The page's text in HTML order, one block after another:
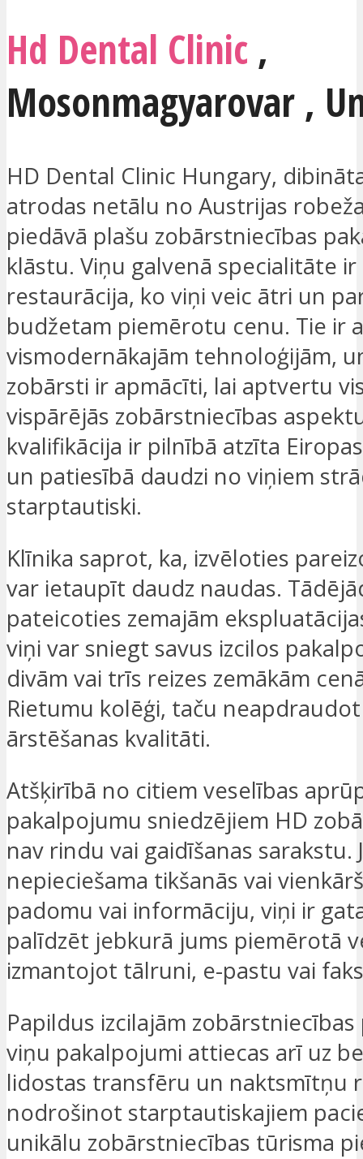
Hd Dental Clinic ,
Mosonmagyarovar ,
HD Dental Clinic Hungary,
atrodas netālu no Austrijas
piedāvā plašu zobārstniecības
klāstu. Viņu galvenā specialitāte
restaurācija, ko viņi veic ātri un
budžetam piemērotu cenu. Tie ir
vismodernākajām tehnoloģijām,
zobārsti ir apmācīti, lai aptvertu
vispārējās zobārstniecības
kvalifikācija ir pilnībā atzīta
un patiesībā daudzi no viņiem
starptautiski.
Klīnika saprot, ka, izvēloties
var ietaupīt daudz naudas.
pateicoties zemajām
viņi var sniegt savus izcilos
divām vai trīs reizes zemākām
Rietumu kolēģi, taču
ārstēšanas kvalitāti.
Atšķirībā no citiem veselības
pakalpojumu sniedzējiem HD
nav rindu vai gaidīšanas sarakstu.
nepieciešama tikšanās vai
padomu vai informāciju, viņi ir
palīdzēt jebkurā jums piemērotā
izmantojot tālruni, e-pastu vai
Papildus izcilajām
viņu pakalpojumi attiecas arī uz
lidostas transfēru un naktsmītņu
nodrošinot starptautiskajiem
unikālu zobārstniecības tūrisma